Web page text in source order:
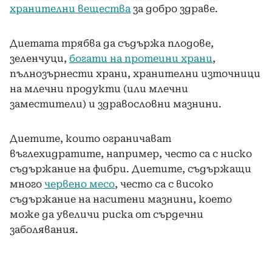
хранителни вещества за добро здраве.
Диетата трябва да съдържа плодове,
зеленчуци, богати на протеини храни,
пълнозърнести храни, хранителни източници
на млечни продукти (или млечни
заместители) и здравословни мазнини.
Диетите, които ограничават
въглехидратите, например, често са с ниско
съдържание на фибри. Диетите, съдържащи
много червено месо, често са с високо
съдържание на наситени мазнини, което
може да увеличи риска от сърдечни
заболявания.